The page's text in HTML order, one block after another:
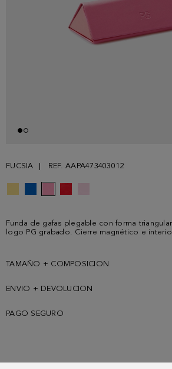
FUCSIA REF. AAPA473403012
Funda de gafas plegable con forma
logo PG grabado. Cierre magnético e
TAMAÑO + COMPOSICION
ENVIO + DEVOLUCION
PAGO SEGURO